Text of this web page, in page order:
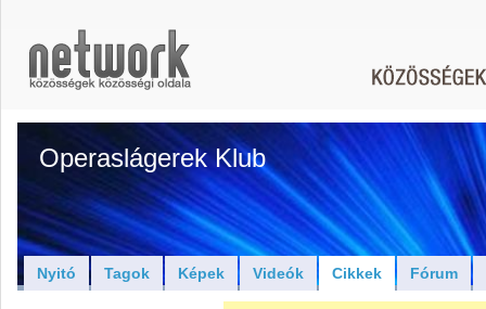
Operaslágerek Klub
Nyitó Tagok Képek Videók Cikkek Fórum